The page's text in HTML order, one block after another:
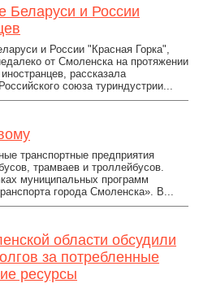
Беларуси и России
и России "Красная Горка",
от Смоленска на протяжении
рассказала
союза туриндустрии...
транспортные предприятия
трамваев и троллейбусов.
муниципальных программ
города Смоленска». В...
области обсудили
за потребленные
ресурсы